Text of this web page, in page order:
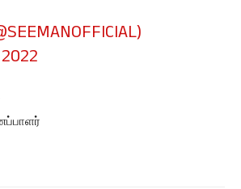
2022